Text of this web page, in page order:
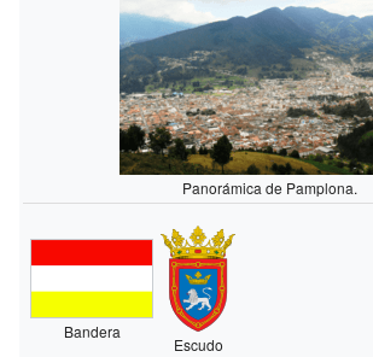
Panorámica de Pamplona.
Bandera
Escudo